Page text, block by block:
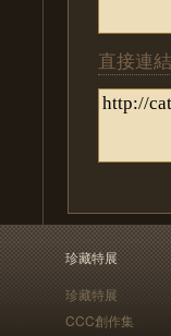
直接連結
珍藏特展
珍藏特展
CCC創作集